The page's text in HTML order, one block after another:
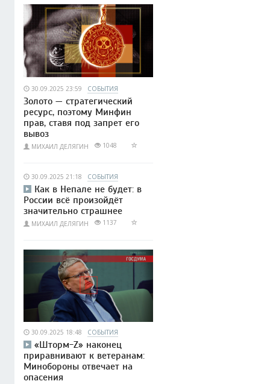
30.09.2025 23:59 СОБЫТИЯ
Золото — стратегический
ресурс, поэтому Минфин
прав, ставя под запрет его
вывоз
МИХАИЛ ДЕЛЯГИН 1048
30.09.2025 21:18 СОБЫТИЯ
Как в Непале не будет: в
России всё произойдёт
значительно страшнее
МИХАИЛ ДЕЛЯГИН 1137
30.09.2025 18:48 СОБЫТИЯ
«Шторм-Z» наконец
приравнивают к ветеранам:
Минобороны отвечает на
опасения